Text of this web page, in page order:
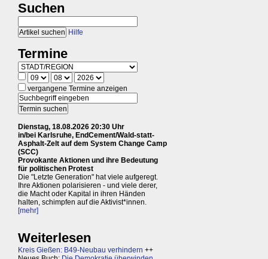
Suchen
Hilfe
Termine
vergangene Termine anzeigen
Dienstag, 18.08.2026 20:30 Uhr
in/bei Karlsruhe, EndCement/Wald-statt-
Asphalt-Zelt auf dem System Change Camp
(SCC)
Provokante Aktionen und ihre Bedeutung
für politischen Protest
Die "Letzte Generation" hat viele aufgeregt.
Ihre Aktionen polarisieren - und viele derer,
die Macht oder Kapital in ihren Händen
halten, schimpfen auf die Aktivist*innen.
[mehr]
Weiterlesen
Kreis Gießen: B49-Neubau verhindern ++